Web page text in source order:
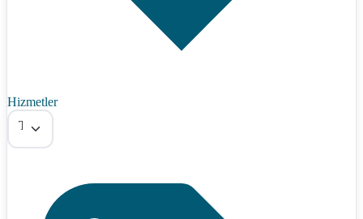
Hizmetler
Tümü